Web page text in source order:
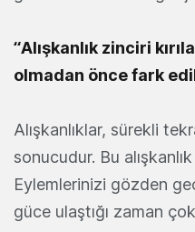
“Alışkanlık zinciri
olmadan önce fark
Alışkanlıklar, sürekli
sonucudur. Bu
Eylemlerinizi gözden
güce ulaştığı zaman